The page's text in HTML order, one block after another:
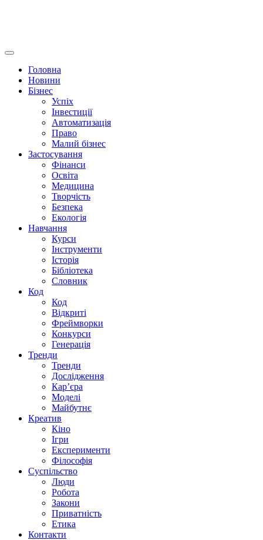
Головна
Новини
Бізнес
Успіх
Інвестиції
Автоматизація
Право
Малий бізнес
Застосування
Фінанси
Освіта
Медицина
Творчість
Безпека
Екологія
Навчання
Курси
Інструменти
Історія
Бібліотека
Словник
Код
Код
Відкриті
Фреймворки
Конкурси
Генерація
Тренди
Тренди
Дослідження
Кар’єра
Моделі
Майбутнє
Креатив
Кіно
Ігри
Експерименти
Філософія
Суспільство
Люди
Робота
Закони
Приватність
Етика
Контакти